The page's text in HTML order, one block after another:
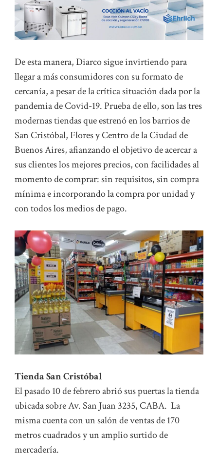
De esta manera, Diarco sigue invirtiendo para
llegar a más consumidores con su formato de
cercanía, a pesar de la crítica situación dada por la
pandemia de Covid-19. Prueba de ello, son las tres
modernas tiendas que estrenó en los barrios de
San Cristóbal, Flores y Centro de la Ciudad de
Buenos Aires, afianzando el objetivo de acercar a
sus clientes los mejores precios, con facilidades al
momento de comprar: sin requisitos, sin compra
mínima e incorporando la compra por unidad y
con todos los medios de pago.
Tienda San Cristóbal
El pasado 10 de febrero abrió sus puertas la tienda
ubicada sobre Av. San Juan 3235, CABA. La
misma cuenta con un salón de ventas de 170
metros cuadrados y un amplio surtido de
mercadería.